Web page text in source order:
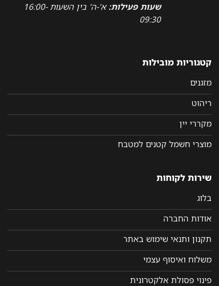
שעות פעילות:
א'-ה' בין השעות 16:00-
09:30
קטגוריות מובילות
מזגנים
ריהוט
מקררי יין
מוצרי חשמל קטנים למטבח
שירות לקוחות
בלוג
אודות החברה
תקנון ותנאי שימוש באתר
משלוח ואיסוף עצמי
פינוי פסולת אלקטרונית